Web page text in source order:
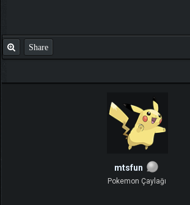
Share
mtsfun
Pokemon Çaylağı